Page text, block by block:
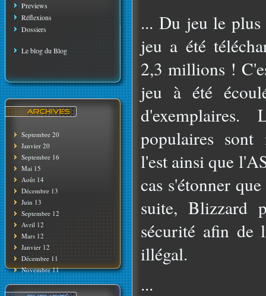
Previews
Réflexions
Dossiers
Le blog du Blog
Septembre 20
Janvier 20
Septembre 16
Mai 15
Août 14
Décembre 13
Juin 13
Septembre 12
Avril 12
Mars 12
Janvier 12
Décembre 11
Novembre 11
... Du jeu le
jeu a été
2,3 millions !
jeu à été
populaires sont
l'est ainsi que
cas s'étonner
suite, Blizzard
sécurité afin de
illégal.
...